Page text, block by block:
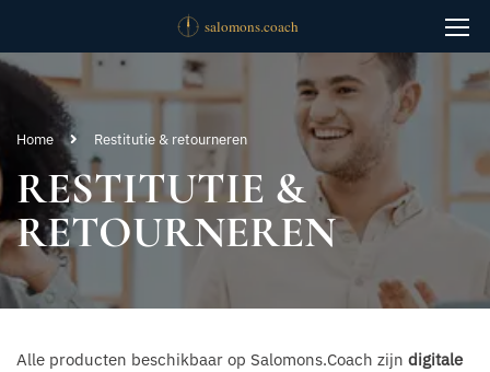
Home Restitutie & retourneren
RESTITUTIE &
RETOURNEREN
Alle producten beschikbaar op Salomons.Coach zijn digitale